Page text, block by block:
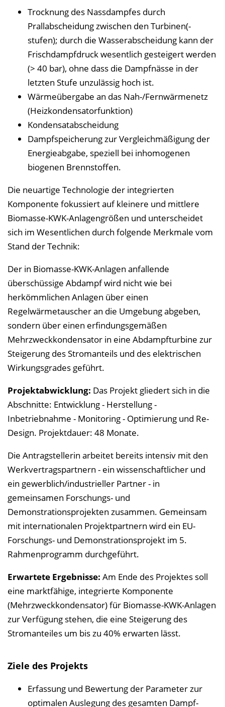
Trocknung des Nassdampfes durch
Prallabscheidung zwischen den Turbinen(-
stufen); durch die Wasserabscheidung kann der
Frischdampfdruck wesentlich gesteigert werden
(> 40 bar), ohne dass die Dampfnässe in der
letzten Stufe unzulässig hoch ist.
Wärmeübergabe an das Nah-/Fernwärmenetz
(Heizkondensatorfunktion)
Kondensatabscheidung
Dampfspeicherung zur Vergleichmäßigung der
Energieabgabe, speziell bei inhomogenen
biogenen Brennstoffen.
Die neuartige Technologie der integrierten
Komponente fokussiert auf kleinere und mittlere
Biomasse-KWK-Anlagengrößen und unterscheidet
sich im Wesentlichen durch folgende Merkmale vom
Stand der Technik:
Der in Biomasse-KWK-Anlagen anfallende
überschüssige Abdampf wird nicht wie bei
herkömmlichen Anlagen über einen
Regelwärmetauscher an die Umgebung abgeben,
sondern über einen erfindungsgemäßen
Mehrzweckkondensator in eine Abdampfturbine zur
Steigerung des Stromanteils und des elektrischen
Wirkungsgrades geführt.
Projektabwicklung: Das Projekt gliedert sich in die
Abschnitte: Entwicklung - Herstellung -
Inbetriebnahme - Monitoring - Optimierung und Re-
Design. Projektdauer: 48 Monate.
Die Antragstellerin arbeitet bereits intensiv mit den
Werkvertragspartnern - ein wissenschaftlicher und
ein gewerblich/industrieller Partner - in
gemeinsamen Forschungs- und
Demonstrationsprojekten zusammen. Gemeinsam
mit internationalen Projektpartnern wird ein EU-
Forschungs- und Demonstrationsprojekt im 5.
Rahmenprogramm durchgeführt.
Erwartete Ergebnisse: Am Ende des Projektes soll
eine marktfähige, integrierte Komponente
(Mehrzweckkondensator) für Biomasse-KWK-Anlagen
zur Verfügung stehen, die eine Steigerung des
Stromanteiles um bis zu 40% erwarten lässt.
Ziele des Projekts
Erfassung und Bewertung der Parameter zur
optimalen Auslegung des gesamten Dampf-